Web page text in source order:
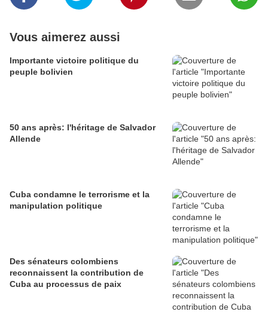
Vous aimerez aussi
Importante victoire politique du
peuple bolivien
50 ans après: l'héritage de Salvador
Allende
Cuba condamne le terrorisme et la
manipulation politique
Des sénateurs colombiens
reconnaissent la contribution de
Cuba au processus de paix